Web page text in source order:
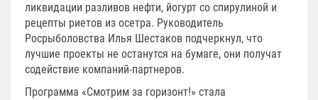
ликвидации разливов нефти, йогурт со спирулиной и
рецепты риетов из осетра. Руководитель
Росрыболовства Илья Шестаков подчеркнул, что
лучшие проекты не останутся на бумаге, они получат
содействие компаний-партнеров.
Программа «Смотрим за горизонт!» стала